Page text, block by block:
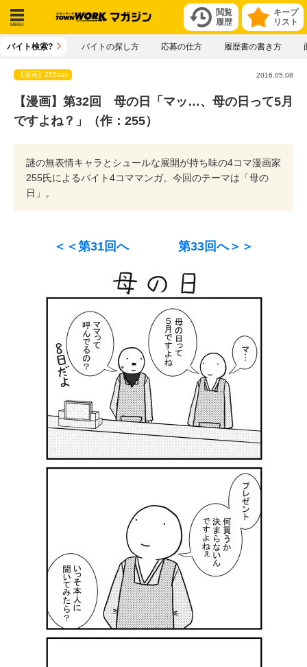
キープ
リスト
閲覧
履歴
メニ
バイト検索? バイトの探し方 応募の仕方 履歴書の書き方
【漫画】255san 2016.05.08
【漫画】第32回 母の日「マッ…、母の日って5月
ですよね？」（作：255）
謎の無表情キャラとシュールな展開が持ち味の4コマ漫画家
255氏によるバイト4コママンガ。今回のテーマは「母の
日」。
＜＜第31回へ 第33回へ＞＞